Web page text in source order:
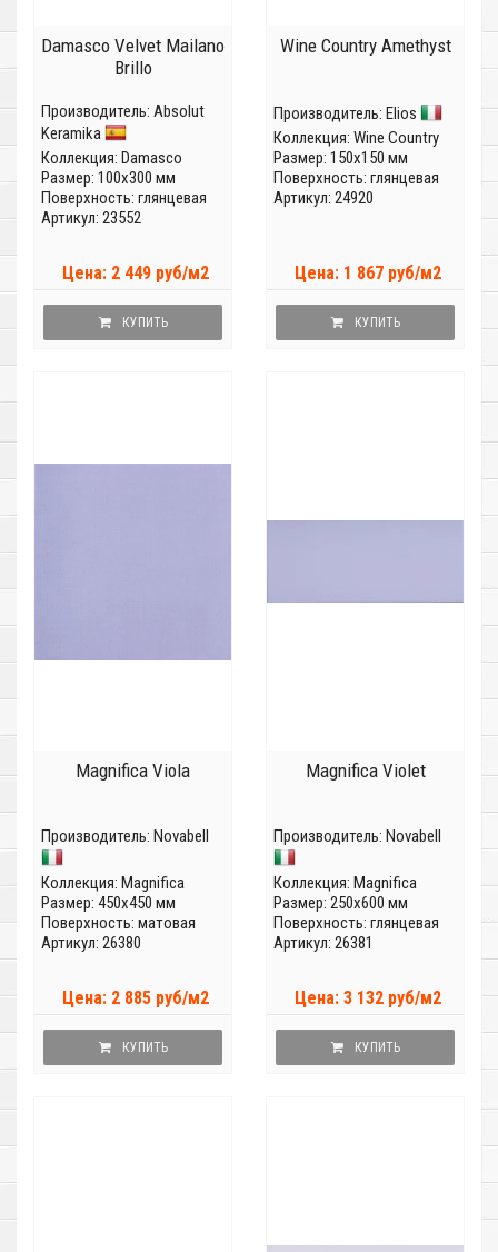
Damasco Velvet Mailano
Brillo
Производитель: Absolut
Keramika
Коллекция: Damasco
Размер: 100x300 мм
Поверхность: глянцевая
Артикул: 23552
Цена: 2 449 руб/м2
КУПИТЬ
Wine Country Amethyst
Производитель: Elios
Коллекция: Wine Country
Размер: 150x150 мм
Поверхность: глянцевая
Артикул: 24920
Цена: 1 867 руб/м2
КУПИТЬ
Magnifica Viola
Производитель: Novabell
Коллекция: Magnifica
Размер: 450x450 мм
Поверхность: матовая
Артикул: 26380
Цена: 2 885 руб/м2
КУПИТЬ
Magnifica Violet
Производитель: Novabell
Коллекция: Magnifica
Размер: 250x600 мм
Поверхность: глянцевая
Артикул: 26381
Цена: 3 132 руб/м2
КУПИТЬ